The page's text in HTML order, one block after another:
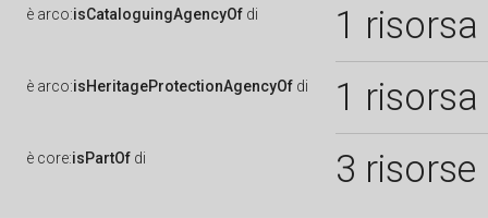
è arco:isCataloguingAgencyOf di 1 risorsa
è arco:isHeritageProtectionAgencyOf di 1 risorsa
è core:isPartOf di 3 risorse